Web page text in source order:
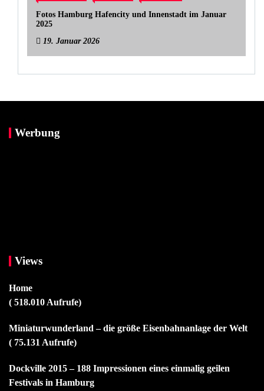
Fotos Hamburg Hafencity und Innenstadt im Januar
2025
19. Januar 2026
Werbung
Views
Home
( 518.010 Aufrufe)
Miniaturwunderland – die größe Eisenbahnanlage der Welt
( 75.131 Aufrufe)
Dockville 2015 – 188 Impressionen eines einmalig geilen
Festivals in Hamburg